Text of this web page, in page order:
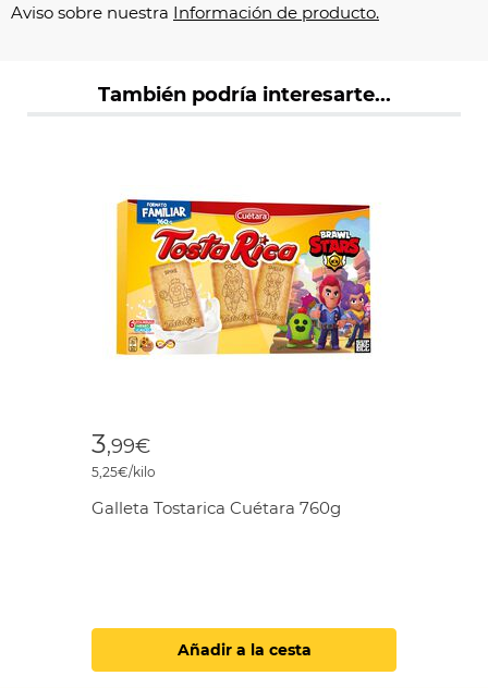
Aviso sobre nuestra Información de producto.
También podría interesarte...
3,99€
5,25€/kilo
Galleta Tostarica Cuétara 760g
Añadir a la cesta